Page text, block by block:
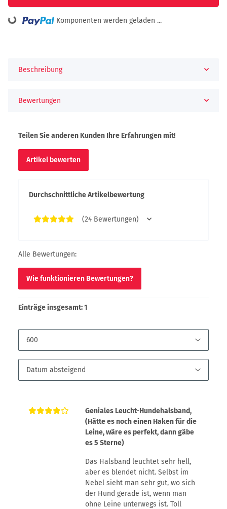
Loading... Komponenten werden geladen ...
Beschreibung
Bewertungen
Durchschnittliche Artikelbewertung
(24 Bewertungen)
Teilen Sie anderen Kunden Ihre Erfahrungen mit!
Artikel bewerten
Alle Bewertungen:
Wie funktionieren Bewertungen?
Einträge insgesamt: 1
Geniales Leucht-Hundehalsband,
(Hätte es noch einen Haken für die
Leine, wäre es perfekt, dann gäbe
es 5 Sterne)
Das Halsband leuchtet sehr hell,
aber es blendet nicht. Selbst im
Nebel sieht man sehr gut, wo sich
der Hund gerade ist, wenn man
ohne Leine unterwegs ist. Toll